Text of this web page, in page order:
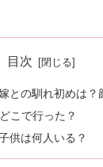
目次
との馴れ初めは？
こで行った？
供は何人いる？